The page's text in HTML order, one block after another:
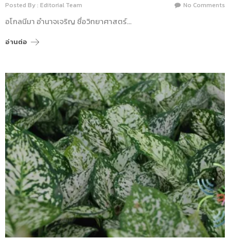
Posted By : Editorial Team No Comments
อโกลนีมา อำนาจเจริญ ชื่อวิทยาศาสตร์…
อ่านต่อ